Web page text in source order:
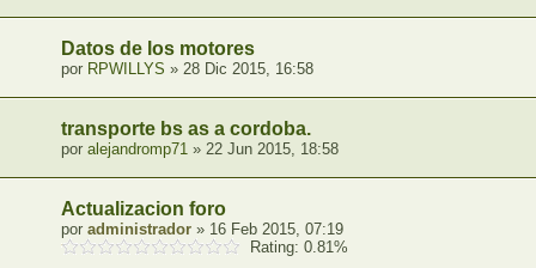
Datos de los motores
por RPWILLYS » 28 Dic 2015, 16:58
transporte bs as a cordoba.
por alejandromp71 » 22 Jun 2015, 18:58
Actualizacion foro
por administrador » 16 Feb 2015, 07:19
Rating: 0.81%